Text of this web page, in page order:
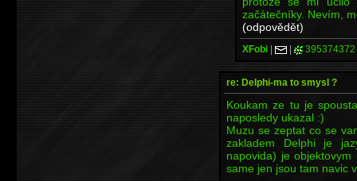
začátečníky. Nevím,
(odpovědět)
XFobi | | 395374372
re: Delphi-ma to smysl ?
Koukam ze tu je
naposledy ukazal :)
Muzu se zeptat co se
zakladem Delphi je
napovida) je
same jen jsou tam navic